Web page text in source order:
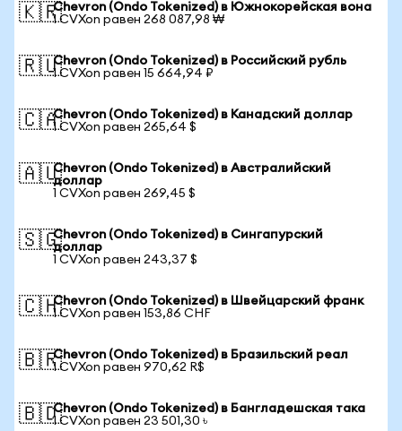
🇰🇷Chevron (Ondo Tokenized) в Южнокорейская вона
1 CVXon равен 268 087,98 ₩
🇷🇺Chevron (Ondo Tokenized) в Российский рубль
1 CVXon равен 15 664,94 ₽
🇨🇦Chevron (Ondo Tokenized) в Канадский доллар
1 CVXon равен 265,64 $
🇦🇺Chevron (Ondo Tokenized) в Австралийский
доллар
1 CVXon равен 269,45 $
🇸🇬Chevron (Ondo Tokenized) в Сингапурский
доллар
1 CVXon равен 243,37 $
🇨🇭Chevron (Ondo Tokenized) в Швейцарский франк
1 CVXon равен 153,86 CHF
🇧🇷Chevron (Ondo Tokenized) в Бразильский реал
1 CVXon равен 970,62 R$
🇧🇩Chevron (Ondo Tokenized) в Бангладешская така
1 CVXon равен 23 501,30 ৳